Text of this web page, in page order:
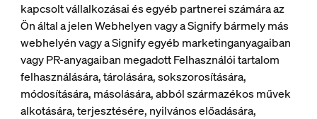
kapcsolt vállalkozásai és egyéb partnerei számára az
Ön által a jelen Webhelyen vagy a Signify bármely más
webhelyén vagy a Signify egyéb marketinganyagaiban
vagy PR-anyagaiban megadott Felhasználói tartalom
felhasználására, tárolására, sokszorosítására,
módosítására, másolására, abból származékos művek
alkotására, terjesztésére, nyilvános előadására,